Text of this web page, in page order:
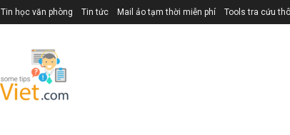
Tin học văn phòng Tin tức Mail ảo tạm thời miễn phí Tools tra cứu